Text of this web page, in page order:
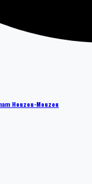
Houzou-Mouzou